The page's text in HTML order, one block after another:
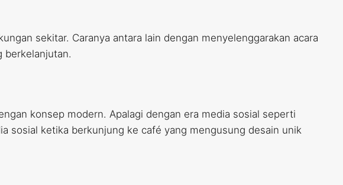
sekitar. Caranya antara lain dengan menyelenggarakan acara
berkelanjutan.
konsep modern. Apalagi dengan era media sosial seperti
sosial ketika berkunjung ke café yang mengusung desain unik